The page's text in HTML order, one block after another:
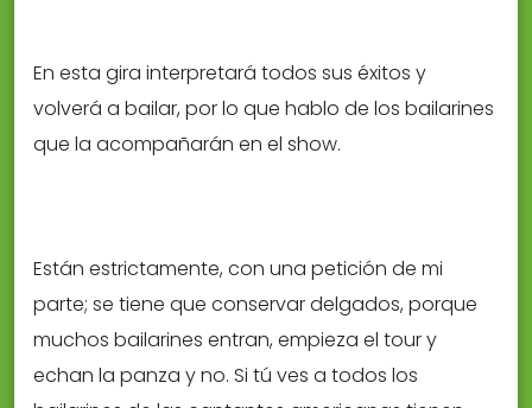
En esta gira interpretará todos sus éxitos y
volverá a bailar, por lo que hablo de los bailarines
que la acompañarán en el show.
Están estrictamente, con una petición de mi
parte; se tiene que conservar delgados, porque
muchos bailarines entran, empieza el tour y
echan la panza y no. Si tú ves a todos los